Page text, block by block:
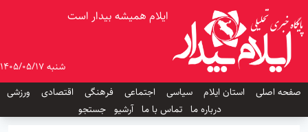
ایلام همیشه بیدار است
شنبه 1405/05/17
صفحه اصلی
استان ایلام سیاسی اجتماعی فرهنگی اقتصادی
ورزشی
درباره ما تماس با ما آرشیو جستجو